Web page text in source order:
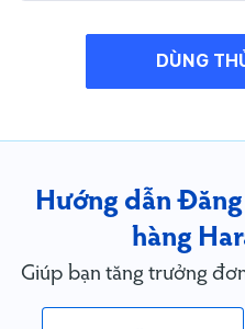
DÙNG
Hướng dẫn
hàng
Giúp bạn tăng trưởng